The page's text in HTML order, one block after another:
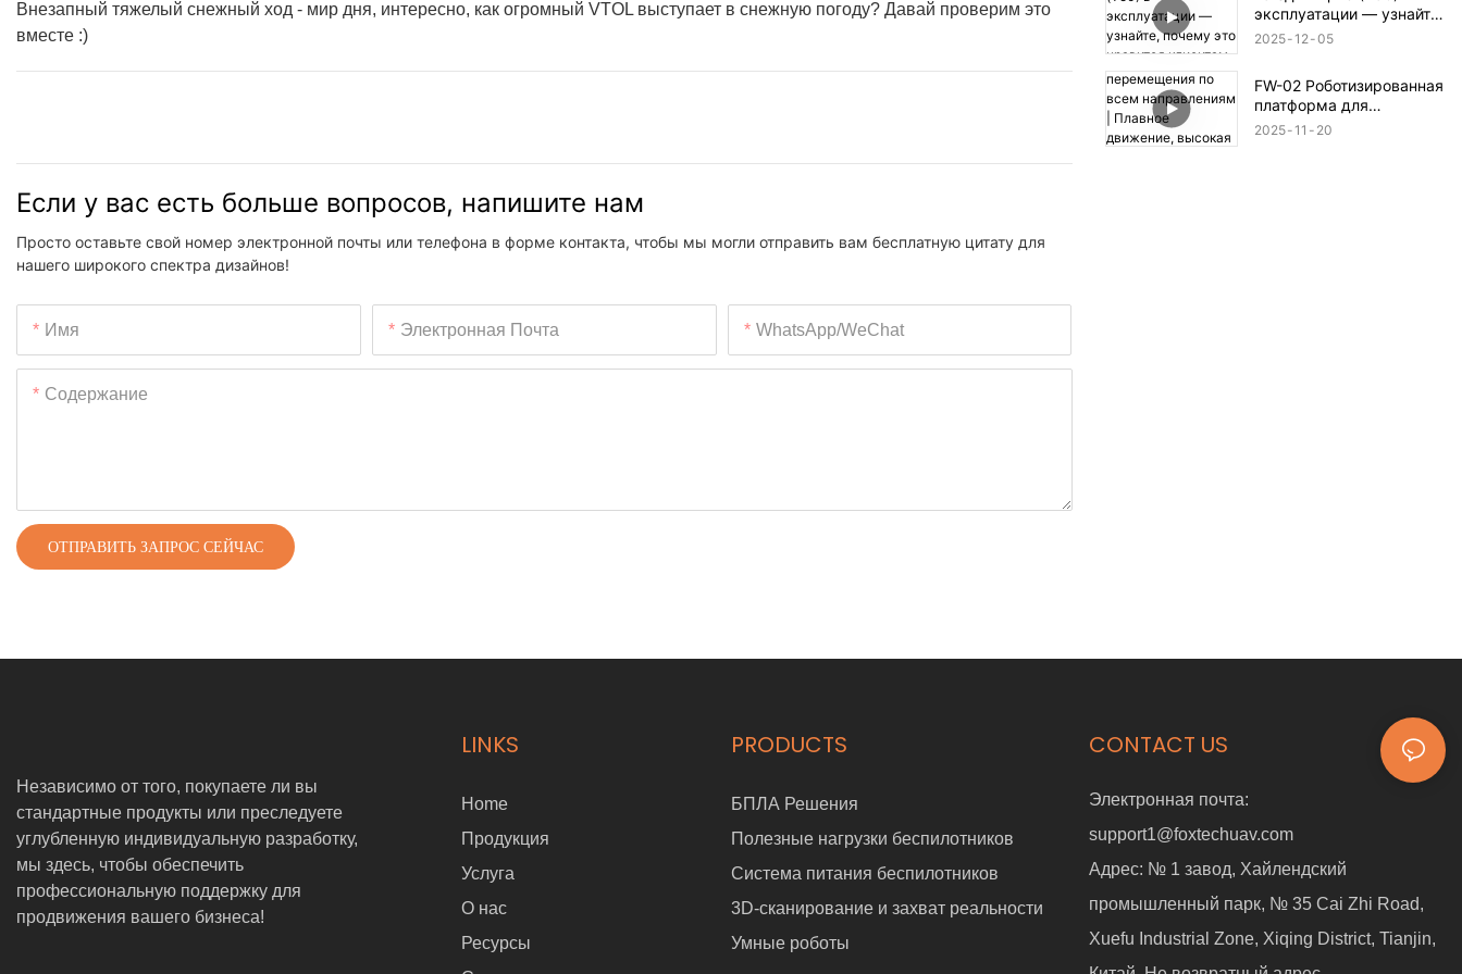
Внезапный тяжелый снежный ход - мир дня, интересно, как огромный VTOL выступает в снежную погоду? Давай проверим это
вместе :)
Если у вас есть больше вопросов, напишите нам
Просто оставьте свой номер электронной почты или телефона в форме контакта, чтобы мы могли отправить вам бесплатную цитату для
нашего широкого спектра дизайнов!
Имя Электронная Почта WhatsApp/WeChat
Содержание
ОТПРАВИТЬ ЗАПРОС СЕЙЧАС
эксплуатации — узнайте,
почему это нравится
2025 12 05
FW-02 Роботизированная
платформа для
перемещения по всем
2025 11 20
Независимо от того, покупаете ли вы
стандартные продукты или преследуете
углубленную индивидуальную разработку,
мы здесь, чтобы обеспечить
профессиональную поддержку для
продвижения вашего бизнеса!
LINKS
Home
Продукция
Услуга
О нас
Ресурсы
PRODUCTS
БПЛА Решения
Полезные нагрузки беспилотников
Система питания беспилотников
3D-сканирование и захват реальности
Умные роботы
CONTACT US
Электронная почта:
support1@foxtechuav.com
Адрес: № 1 завод, Хайлендский
промышленный парк, № 35 Cai Zhi Road,
Xuefu Industrial Zone, Xiqing District, Tianjin,